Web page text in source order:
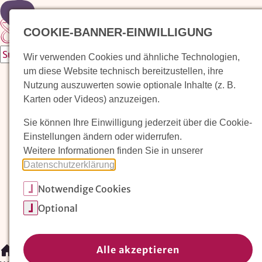
Zur Startseite
Waldorfkindergarten finden
Pädagogischer Ansatz
Arbeit im Waldorfkindergarten
Unser Verein
Magazin: Erziehungskunst frühe Kindheit
Waldorfkindergarten finden/
COOKIE-BANNER-EINWILLIGUNG
Wir verwenden Cookies und ähnliche Technologien,
um diese Website technisch bereitzustellen, ihre
Nutzung auszuwerten sowie optionale Inhalte (z. B.
Karten oder Videos) anzuzeigen.
Sie können Ihre Einwilligung jederzeit über die Cookie-
Einstellungen ändern oder widerrufen.
Weitere Informationen finden Sie in unserer
Datenschutzerklärung
Notwendige Cookies
Optional
Alle akzeptieren